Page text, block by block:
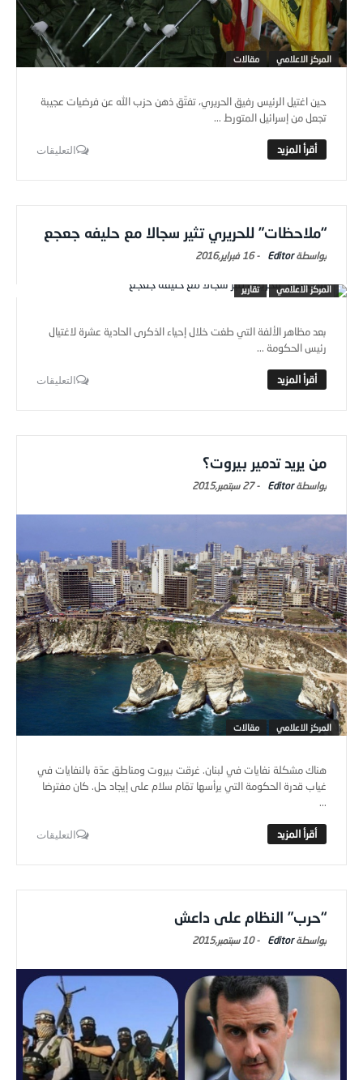
المركز الاعلامي مقالات
حين اغتيل الرئيس رفيق الحريري، تفتّق ذهن حزب الله عن فرضيات عجيبة
تجعل من إسرائيل المتورط ...
التعليقات
“ملاحظات” للحريري تثير سجالا مع حليفه جعجع
Editor
-16 فبراير,2016
المركز الاعلامي تقارير
بعد مظاهر الألفة التي طغت خلال إحياء الذكرى الحادية عشرة لاغتيال
رئيس الحكومة ...
التعليقات
من يريد تدمير بيروت؟
Editor
-27 سبتمبر,2015
المركز الاعلامي مقالات
هناك مشكلة نفايات في لبنان. غرقت بيروت ومناطق عدّة بالنفايات في
غياب قدرة الحكومة التي يرأسها تمّام سلام على إيجاد حل. كان مفترضا
...
التعليقات
“حرب” النظام على داعش
Editor
-10 سبتمبر,2015